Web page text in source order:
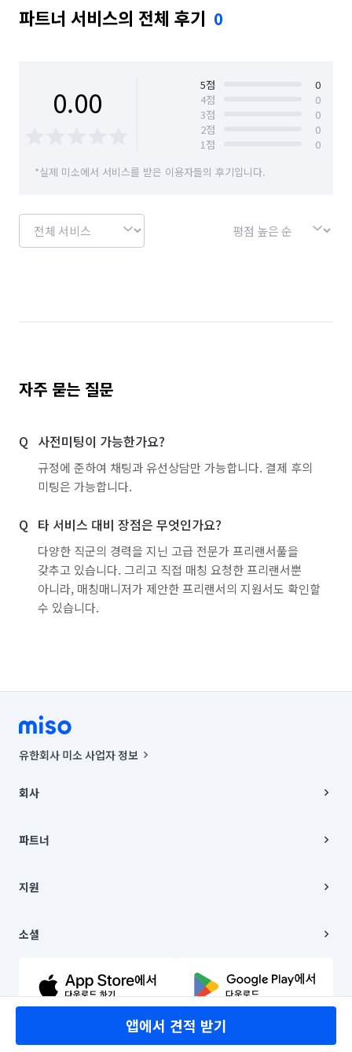
파트너 서비스의 전체 후기 0
0.00 5점
0
4점
0
3점
0
2점
0
1점
0
*실제 미소에서 서비스를 받은 이용자들의 후기입니다.
자주 묻는 질문
사전미팅이 가능한가요?
규정에 준하여 채팅과 유선상담만 가능합니다. 결제 후의
미팅은 가능합니다.
타 서비스 대비 장점은 무엇인가요?
다양한 직군의 경력을 지닌 고급 전문가 프리랜서풀을
갖추고 있습니다. 그리고 직접 매칭 요청한 프리랜서뿐
아니라, 매칭매니저가 제안한 프리랜서의 지원서도 확인할
수 있습니다.
앱에서 견적 받기
유한회사 미소 사업자 정보
00019 |
주소 | 본사: 서울특별시 종로구 율곡로 6(중학동, 트윈트리빌딩) B동 5층
컨택센터 : 서울특별시 종로구 수송동 율곡로 24, 7층, 8층 미소
상품, 상품정보, 거래에 관한 의무와 책임은 거래당사자에게 있습니다.
언론 보도 관련 문의:
© 유한회사 미소. Miso, Inc. All Rights Reserved.
회사
채용
파트너
이사
지원
이용약관
문의하기
소셜
유튜브